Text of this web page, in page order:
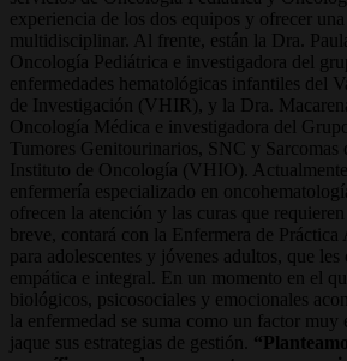
experiencia de los dos equipos y ofrecer una
multidisciplinar. Al frente, están la Dra.
Oncología Pediátrica e investigadora del
enfermedades hematológicas infantiles del
de Investigación (VHIR), y la Dra.
Oncología Médica e investigadora del
Tumores Genitourinarios, SNC y Sarcomas
Instituto de Oncología (VHIO).
enfermería especializado en
ofrecen la atención y las curas que requieren
breve, contará con la Enfermera de Práctica
para adolescentes y jóvenes adultos, que les
empática e integral. En un momento en el
biológicos, psicosociales y emocionales
la enfermedad se suma como un factor muy
jaque sus estrategias de gestión.